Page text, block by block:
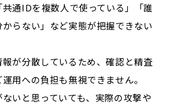
通IDを複数人で使っている」「誰
らない」など実態が把握できない
が分散しているため、確認と精査
用への負担も無視できません。
いと思っていても、実際の攻撃や